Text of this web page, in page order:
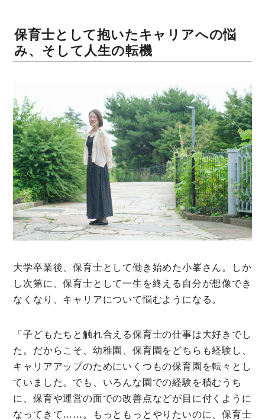
保育士として抱いたキャリアへの悩
み、そして人生の転機
大学卒業後、保育士として働き始めた小峯さん。しか
し次第に、保育士として一生を終える自分が想像でき
なくなり、キャリアについて悩むようになる。
「子どもたちと触れ合える保育士の仕事は大好きでし
た。だからこそ、幼稚園、保育園をどちらも経験し、
キャリアアップのためにいくつもの保育園を転々とし
ていました。でも、いろんな園での経験を積むうち
に、保育や運営の面での改善点などが目に付くように
なってきて……。もっともっとやりたいのに、保育士